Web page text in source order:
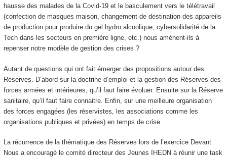
hausse des malades de la Covid-19 et le basculement vers le télétravail
(confection de masques maison, changement de destination des appareils
de production pour produire du gel hydro alcoolique, cybersolidarité de la
Tech dans les secteurs en première ligne, etc.) nous amènent-ils à
repenser notre modèle de gestion des crises ?
Autant de questions qui ont fait émerger des propositions autour des
Réserves. D’abord sur la doctrine d’emploi et la gestion des Réserves des
forces armées et intérieures, qu’il faut faire évoluer. Ensuite sur la Réserve
sanitaire, qu’il faut faire connaitre. Enfin, sur une meilleure organisation
des forces engagées (les réservistes, les associations comme les
organisations publiques et privées) en temps de crise.
La récurrence de la thématique des Réserves lors de l’exercice Devant
Nous a encouragé le comité directeur des Jeunes IHEDN à réunir une task